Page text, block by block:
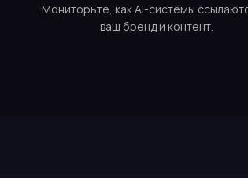
Мониторьте, как AI-системы
ваш бренд и контент.